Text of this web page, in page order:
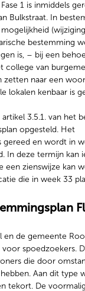
1 is inmiddels
Bulkstraat. In
bestemming
is, – bij een
college van
naar een
lokalen kenbaar is
3.5.1. van het
opgesteld. Het
gereed en wordt in
In deze termijn kan
een zienswijze kan
die in week 33
de gemeente
spoedzoekers.
die door
Aan dit type
tekort. De